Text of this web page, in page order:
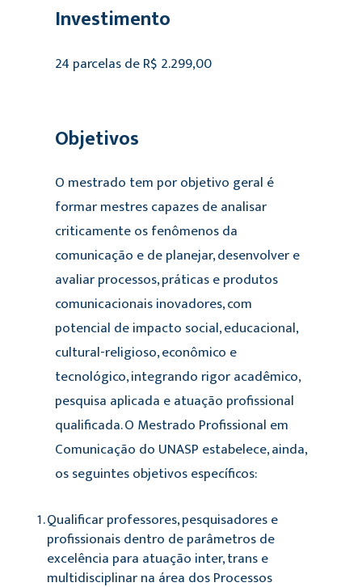
Investimento
24 parcelas de R$ 2.299,00
Objetivos
O mestrado tem por objetivo geral é
formar mestres capazes de analisar
criticamente os fenômenos da
comunicação e de planejar, desenvolver e
avaliar processos, práticas e produtos
comunicacionais inovadores, com
potencial de impacto social, educacional,
cultural-religioso, econômico e
tecnológico, integrando rigor acadêmico,
pesquisa aplicada e atuação profissional
qualificada.O Mestrado Profissional em
Comunicação do UNASP estabelece, ainda,
os seguintes objetivos específicos:
Qualificar professores, pesquisadores e
profissionais dentro de parâmetros de
excelência para atuação inter, trans e
multidisciplinar na área dos Processos